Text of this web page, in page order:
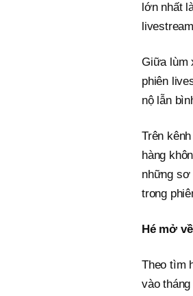
lớn nhất
Giữa lùm
phiên
nộ lẫn
Trên
hàng
những sơ
trong
Hé mở
Theo tìm
vào